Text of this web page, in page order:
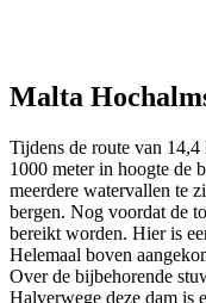
Malta
Tijdens de route van
1000 meter in hoogte de
meerdere watervallen te
bergen. Nog voordat de
bereikt worden. Hier is
Helemaal boven
Over de bijbehorende
Halverwege deze dam is